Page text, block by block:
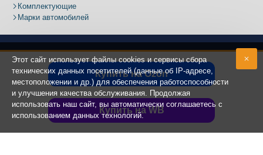
Купить на Ozon
Купить на WB
Комплектующие
Марки автомобилей
Адрес:
Copyright ©2020 - 2025КУЗОВИК.РУ
Этот сайт использует файлы cookies и сервисы сбора
технических данных посетителей (данные об IP-адресе,
местоположении и др.) для обеспечения работоспособности
и улучшения качества обслуживания. Продолжая
использовать наш сайт, вы автоматически соглашаетесь с
использованием данных технологий.